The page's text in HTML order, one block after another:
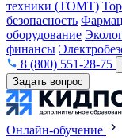
техники (ТОМТ)
безопасность
оборудование
финансы
8 (800) 551-28-75
Задать вопрос
Онлайн-обучение